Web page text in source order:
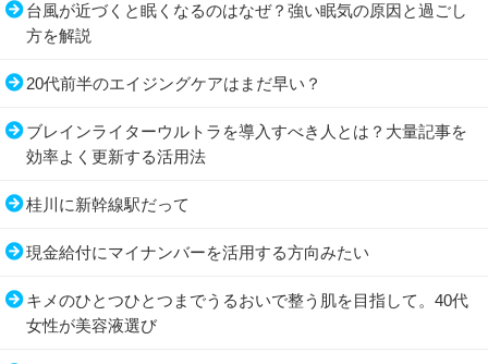
台風が近づくと眠くなるのはなぜ？強い眠気の原因と過ごし
方を解説
20代前半のエイジングケアはまだ早い？
ブレインライターウルトラを導入すべき人とは？大量記事を
効率よく更新する活用法
桂川に新幹線駅だって
現金給付にマイナンバーを活用する方向みたい
キメのひとつひとつまでうるおいで整う肌を目指して。40代
女性が美容液選び